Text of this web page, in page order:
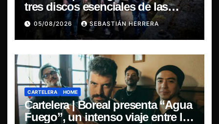
tres discos esenciales de las
leyendas del doom
05/08/2026 SEBASTIÁN HERRERA
CARTELERA HOME
Cartelera | Boreal presenta “Agua
Fuego”, un intenso viaje entre la